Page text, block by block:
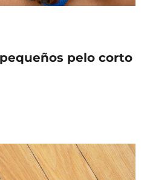
pelo corto